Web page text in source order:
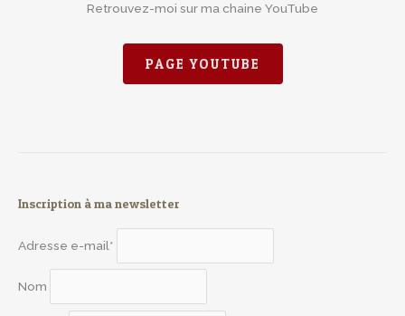
Retrouvez-moi sur ma chaine YouTube
PAGE YOUTUBE
Inscription à ma newsletter
Adresse e-mail*
Nom